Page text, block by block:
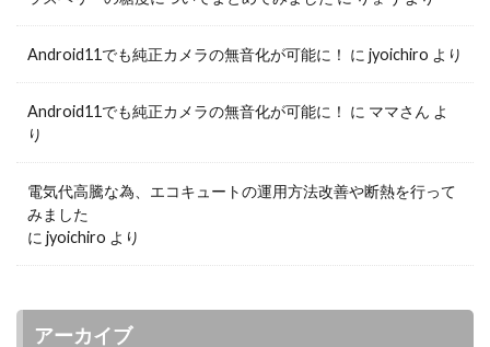
Android11でも純正カメラの無音化が可能に！ に jyoichiro より
Android11でも純正カメラの無音化が可能に！ に ママさん よ
り
電気代高騰な為、エコキュートの運用方法改善や断熱を行って
みました
に jyoichiro より
アーカイブ